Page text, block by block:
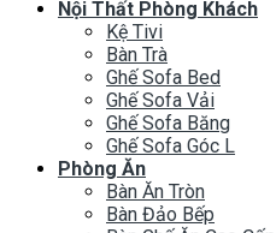
Nội Thất Phòng Khách
Kệ Tivi
Bàn Trà
Ghế Sofa Bed
Ghế Sofa Vải
Ghế Sofa Băng
Ghế Sofa Góc L
Phòng Ăn
Bàn Ăn Tròn
Bàn Đảo Bếp